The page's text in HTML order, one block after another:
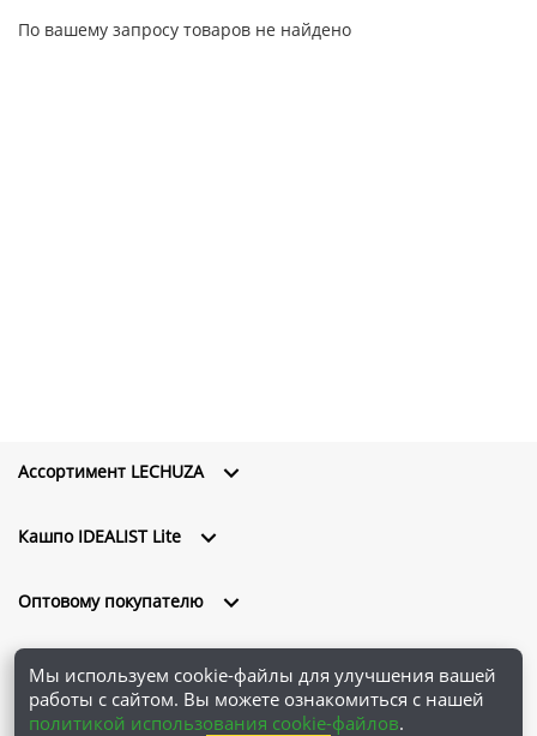
По вашему запросу товаров не найдено
Ассортимент LECHUZA
Кашпо IDEALIST Lite
Оптовому покупателю
О компании
Мы используем cookie-файлы для улучшения вашей
работы с сайтом. Вы можете ознакомиться с нашей
политикой использования cookie-файлов.